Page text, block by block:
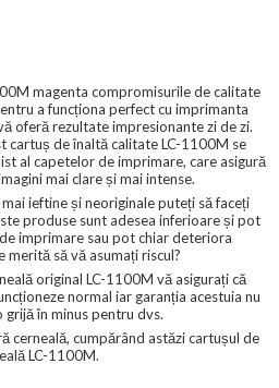
magenta compromisurile de calitate
a funcționa perfect cu imprimanta
oferă rezultate impresionante zi de zi.
cartuș de înaltă calitate LC-1100M se
al capetelor de imprimare, care asigură
mai clare și mai intense.
ieftine și neoriginale puteți să faceți
produse sunt adesea inferioare și pot
imprimare sau pot chiar deteriora
merită să vă asumați riscul?
original LC-1100M vă asigurați că
normal iar garanția acestuia nu
grijă în minus pentru dvs.
cerneală, cumpărând astăzi cartușul de
LC-1100M.